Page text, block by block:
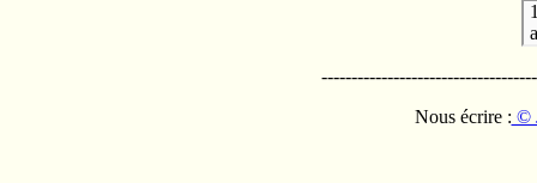
Nous écrire : ©